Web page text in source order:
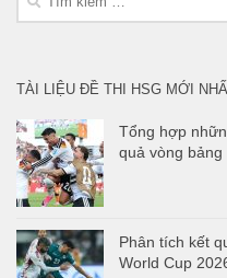
TÀI LIỆU ĐỀ THI HSG MỚI
Tổng hợp
quả vòng bảng
Phân tích kết
World Cup